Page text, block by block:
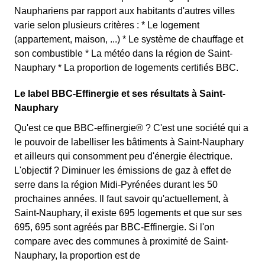
Nauphariens par rapport aux habitants d'autres villes
varie selon plusieurs critères : * Le logement
(appartement, maison, ...) * Le système de chauffage et
son combustible * La météo dans la région de Saint-
Nauphary * La proportion de logements certifiés BBC.
Le label BBC-Effinergie et ses résultats à Saint-
Nauphary
Qu'est ce que BBC-effinergie® ? C'est une société qui a
le pouvoir de labelliser les bâtiments à Saint-Nauphary
et ailleurs qui consomment peu d'énergie électrique.
L'objectif ? Diminuer les émissions de gaz à effet de
serre dans la région Midi-Pyrénées durant les 50
prochaines années. Il faut savoir qu'actuellement, à
Saint-Nauphary, il existe 695 logements et que sur ses
695, 695 sont agréés par BBC-Effinergie. Si l'on
compare avec des communes à proximité de Saint-
Nauphary, la proportion est de